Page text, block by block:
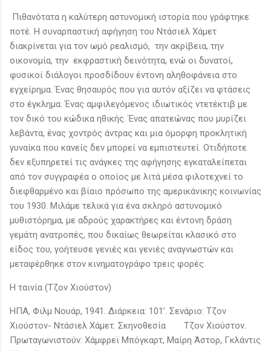
Πιθανότατα η καλύτερη αστυνομική ιστορία που γράφτηκε
ποτέ. Η συναρπαστική αφήγηση του Ντάσιελ Χάμετ
διακρίνεται για τον ωμό ρεαλισμό, την ακρίβεια, την
οικονομία, την εκφραστική δεινότητα, ενώ οι δυνατοί,
φυσικοί διάλογοι προσδίδουν έντονη αληθοφάνεια στο
εγχείρημα. Ένας θησαυρός που για αυτόν αξίζει να φτάσεις
στο έγκλημα. Ένας αμφιλεγόμενος ιδιωτικός ντετέκτιβ με
τον δικό του κώδικα ηθικής. Ένας απατεώνας που μυρίζει
λεβάντα, ένας χοντρός άντρας και μια όμορφη προκλητική
γυναίκα που κανείς δεν μπορεί να εμπιστευτεί. Οτιδήποτε
δεν εξυπηρετεί τις ανάγκες της αφήγησης εγκαταλείπεται
από τον συγγραφέα ο οποίος με λιτά μέσα φιλοτεχνεί το
διεφθαρμένο και βίαιο πρόσωπο της αμερικάνικης κοινωνίας
του 1930. Μιλάμε τελικά για ένα σκληρό αστυνομικό
μυθιστόρημα, με αδρούς χαρακτήρες και έντονη δράση
γεμάτη ανατροπές, που δικαίως θεωρείται κλασικό στο
είδος του, γοήτευσε γενιές και γενιές αναγνωστών και
μεταφέρθηκε στον κινηματογράφο τρεις φορές.
Η ταινία (Τζον Χιούστον)
ΗΠΑ, Φιλμ Νουάρ, 1941. Διάρκεια: 101’. Σενάριο: Τζον
Χιούστον- Ντάσιελ Χάμετ. Σκηνοθεσία
Τζον Χιούστον.
Πρωταγωνιστούν: Χάμφρεϊ Μπόγκαρτ, Μαίρη Άστορ, Γκλάντις